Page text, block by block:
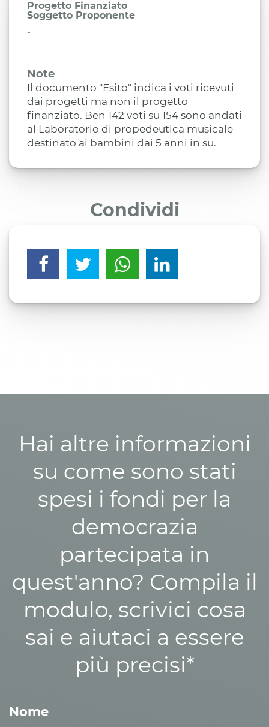
Progetto Finanziato
Soggetto Proponente
-
-
Note
Il documento "Esito" indica i voti ricevuti
dai progetti ma non il progetto
finanziato. Ben 142 voti su 154 sono andati
al Laboratorio di propedeutica musicale
destinato ai bambini dai 5 anni in su.
Condividi
Hai altre informazioni
su come sono stati
spesi i fondi per la
democrazia
partecipata in
quest'anno? Compila il
modulo, scrivici cosa
sai e aiutaci a essere
più precisi*
Nome